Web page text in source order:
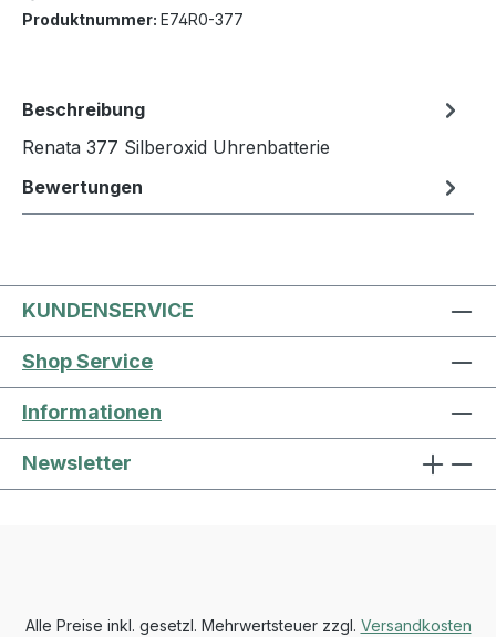
Produktnummer: E74R0-377
Beschreibung
Renata 377 Silberoxid Uhrenbatterie
Bewertungen
KUNDENSERVICE
Shop Service
Informationen
Newsletter
Alle Preise inkl. gesetzl. Mehrwertsteuer zzgl. Versandkosten